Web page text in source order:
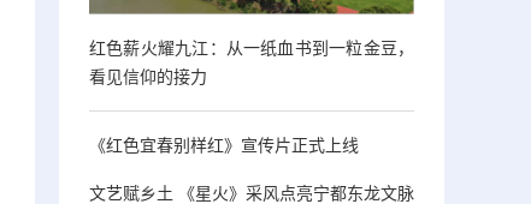
红色薪火耀九江：从一纸血书到一粒金豆，
看见信仰的接力
《红色宜春别样红》宣传片正式上线
文艺赋乡土 《星火》采风点亮宁都东龙文脉